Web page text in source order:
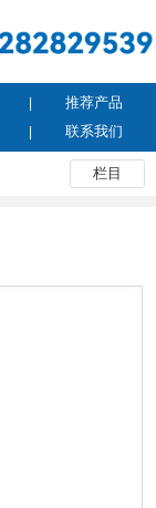
推荐产品
联系我们
栏目